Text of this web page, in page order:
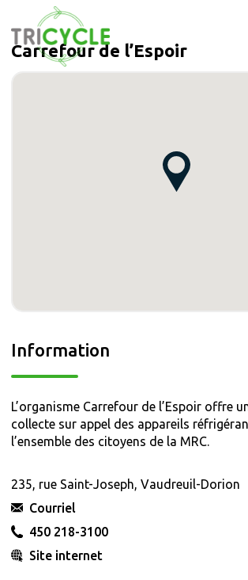
Carrefour de l’Espoir
Information
L’organisme Carrefour de l’Espoir offre
collecte sur appel des appareils
l’ensemble des citoyens de la MRC.
235, rue Saint-Joseph, Vaudreuil-Dorion
Courriel
450 218-3100
Site internet